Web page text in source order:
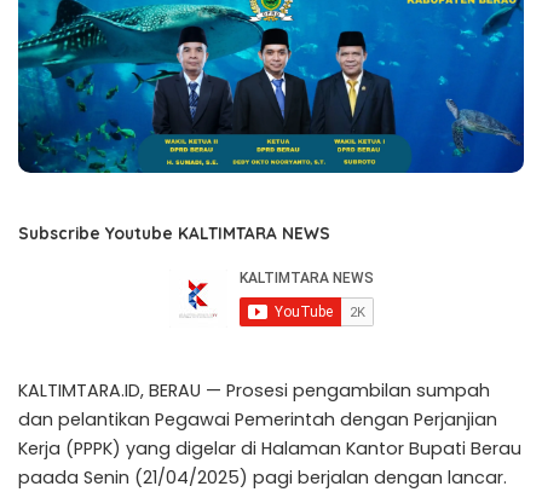
Subscribe Youtube KALTIMTARA NEWS
KALTIMTARA.ID, BERAU — Prosesi pengambilan sumpah
dan pelantikan Pegawai Pemerintah dengan Perjanjian
Kerja (PPPK) yang digelar di Halaman Kantor Bupati Berau
paada Senin (21/04/2025) pagi berjalan dengan lancar.